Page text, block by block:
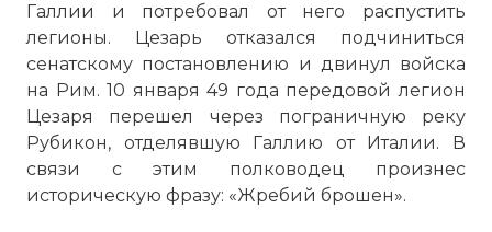
Галлии и потребовал от него распустить
легионы. Цезарь отказался подчиниться
сенатскому постановлению и двинул войска
на Рим. 10 января 49 года передовой легион
Цезаря перешел через пограничную реку
Рубикон, отделявшую Галлию от Италии. В
связи с этим полководец произнес
историческую фразу: «Жребий брошен».